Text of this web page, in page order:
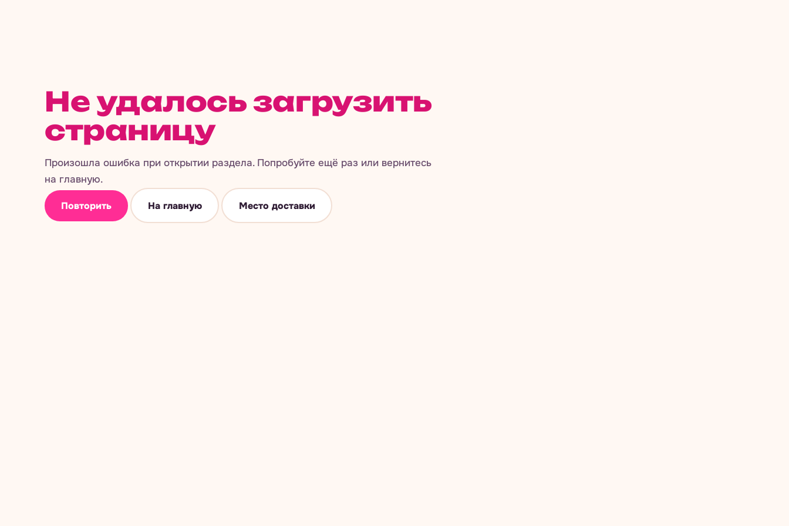
Не удалось загрузить
страницу
Произошла ошибка при открытии раздела. Попробуйте ещё раз или вернитесь
на главную.
Повторить На главную Место доставки